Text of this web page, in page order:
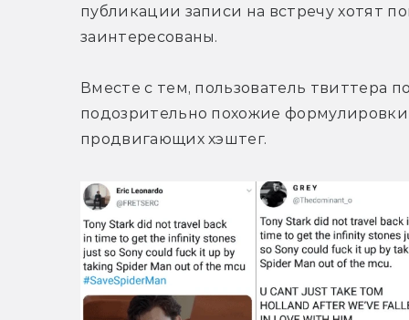
публикации записи на встречу хотят
заинтересованы.
Вместе с тем, пользователь твиттера
подозрительно похожие формулировки
продвигающих хэштег.